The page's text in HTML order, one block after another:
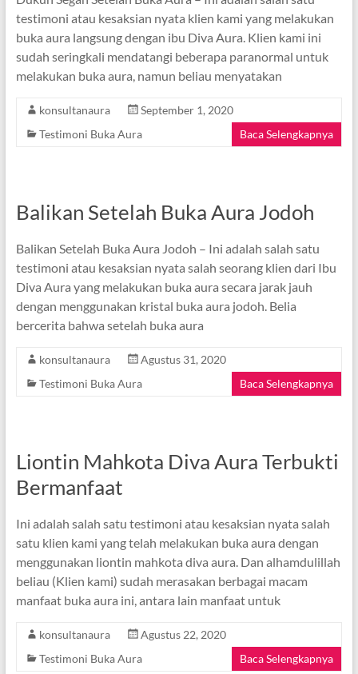
testimoni atau kesaksian nyata klien kami yang melakukan
buka aura langsung dengan ibu Diva Aura. Klien kami ini
sudah seringkali mendatangi beberapa paranormal untuk
melakukan buka aura, namun beliau menyatakan
konsultanaura
September 1, 2020
Testimoni Buka Aura
Baca Selengkapnya
Balikan Setelah Buka Aura Jodoh
Balikan Setelah Buka Aura Jodoh – Ini adalah salah satu
testimoni atau kesaksian nyata salah seorang klien dari Ibu
Diva Aura yang melakukan buka aura secara jarak jauh
dengan menggunakan kristal buka aura jodoh. Belia
bercerita bahwa setelah buka aura
konsultanaura
Agustus 31, 2020
Testimoni Buka Aura
Baca Selengkapnya
Liontin Mahkota Diva Aura Terbukti
Bermanfaat
Ini adalah salah satu testimoni atau kesaksian nyata salah
satu klien kami yang telah melakukan buka aura dengan
menggunakan liontin mahkota diva aura. Dan alhamdulillah
beliau (Klien kami) sudah merasakan berbagai macam
manfaat buka aura ini, antara lain manfaat untuk
konsultanaura
Agustus 22, 2020
Testimoni Buka Aura
Baca Selengkapnya